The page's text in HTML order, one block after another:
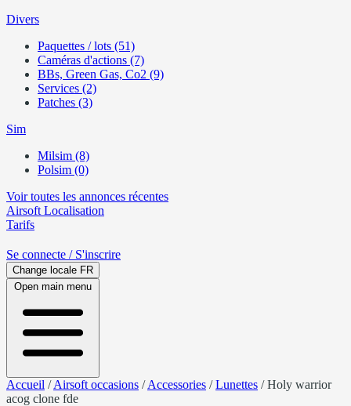
Divers
Paquettes / lots (51)
Caméras d'actions (7)
BBs, Green Gas, Co2 (9)
Services (2)
Patches (3)
Sim
Milsim (8)
Polsim (0)
Voir toutes les annonces récentes
Airsoft Localisation
Tarifs
Se connecte / S'inscrire
Change locale FR
Open main menu
Accueil /Airsoft occasions /Accessories /Lunettes /Holy warrior
acog clone fde